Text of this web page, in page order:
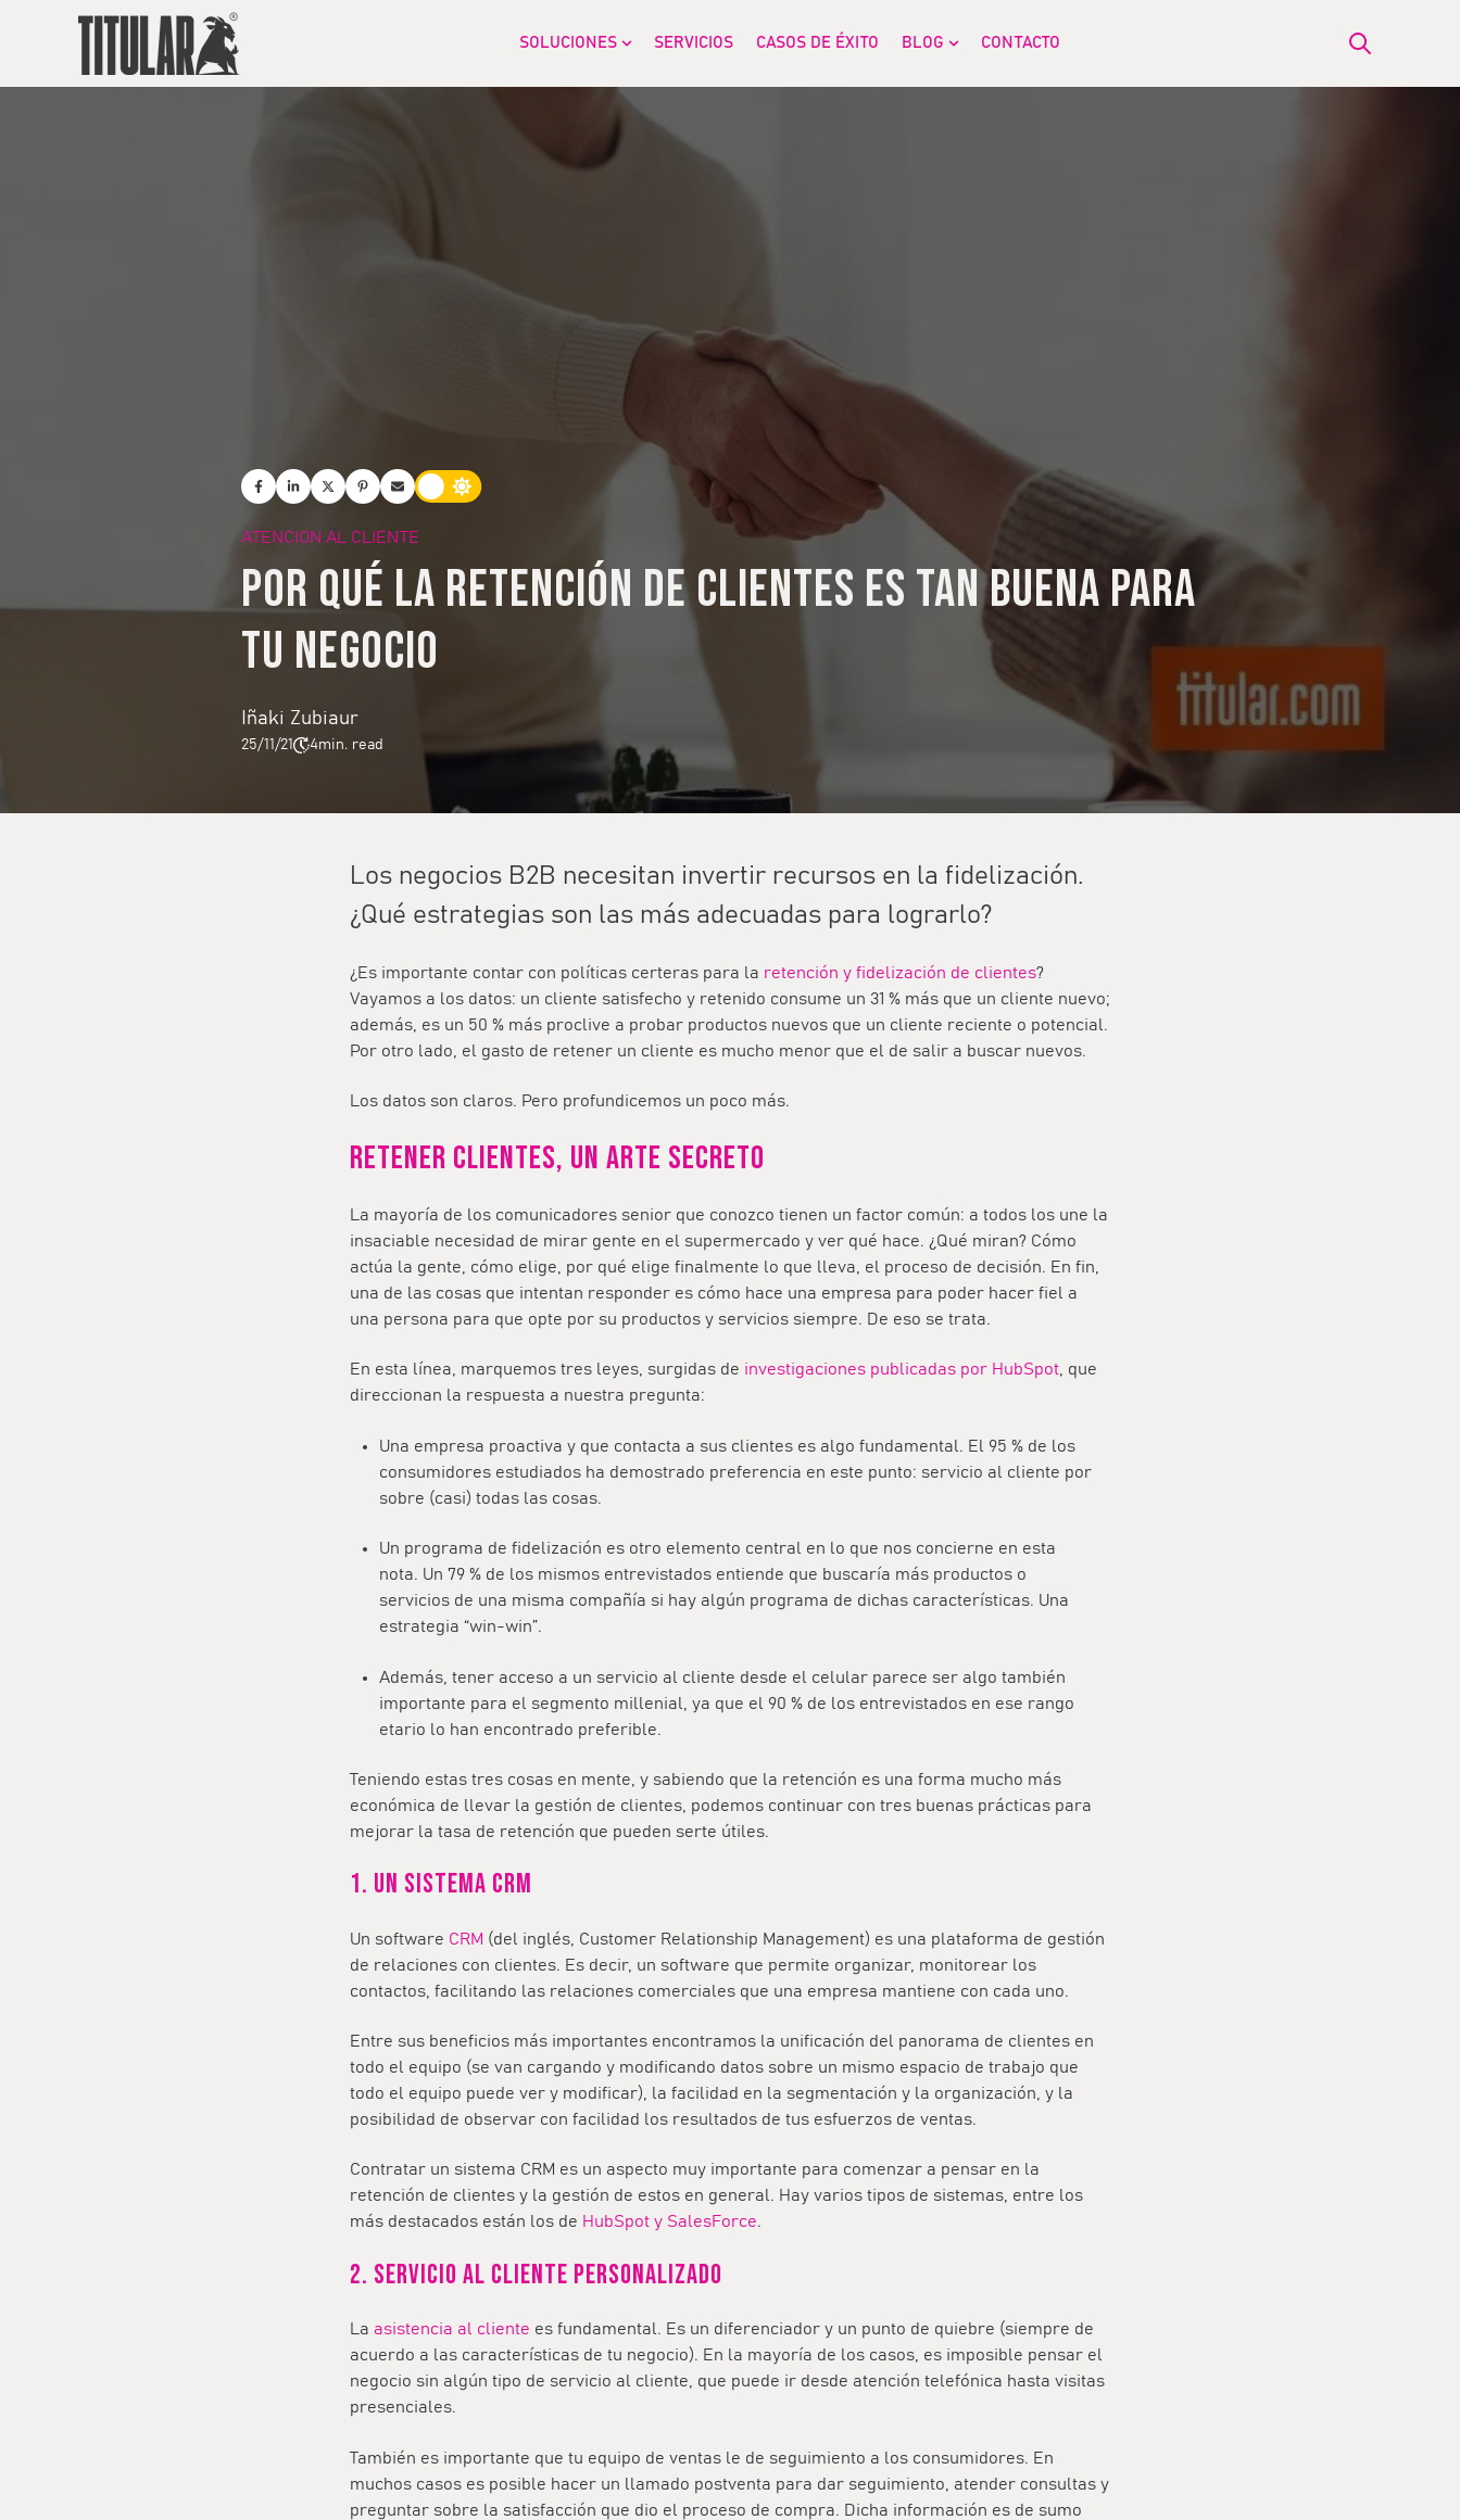
SOLUCIONES SERVICIOS CASOS DE ÉXITO BLOG CONTACTO Open search
ATENCION AL CLIENTE
Por qué la retención de clientes es tan buena para
tu negocio
Iñaki Zubiaur
25/11/21 4min. read
Los negocios B2B necesitan invertir recursos en la fidelización.
¿Qué estrategias son las más adecuadas para lograrlo?
¿Es importante contar con políticas certeras para la retención y fidelización de clientes?
Vayamos a los datos: un cliente satisfecho y retenido consume un 31 % más que un cliente nuevo;
además, es un 50 % más proclive a probar productos nuevos que un cliente reciente o potencial.
Por otro lado, el gasto de retener un cliente es mucho menor que el de salir a buscar nuevos.
Los datos son claros. Pero profundicemos un poco más.
Retener clientes, un arte secreto
La mayoría de los comunicadores senior que conozco tienen un factor común: a todos los une la
insaciable necesidad de mirar gente en el supermercado y ver qué hace. ¿Qué miran? Cómo
actúa la gente, cómo elige, por qué elige finalmente lo que lleva, el proceso de decisión. En fin,
una de las cosas que intentan responder es cómo hace una empresa para poder hacer fiel a
una persona para que opte por su productos y servicios siempre. De eso se trata.
En esta línea, marquemos tres leyes, surgidas de investigaciones publicadas por HubSpot, que
direccionan la respuesta a nuestra pregunta:
Una empresa proactiva y que contacta a sus clientes es algo fundamental. El 95 % de los
consumidores estudiados ha demostrado preferencia en este punto: servicio al cliente por
sobre (casi) todas las cosas.
Un programa de fidelización es otro elemento central en lo que nos concierne en esta
nota. Un 79 % de los mismos entrevistados entiende que buscaría más productos o
servicios de una misma compañía si hay algún programa de dichas características. Una
estrategia “win-win”.
Además, tener acceso a un servicio al cliente desde el celular parece ser algo también
importante para el segmento millenial, ya que el 90 % de los entrevistados en ese rango
etario lo han encontrado preferible.
Teniendo estas tres cosas en mente, y sabiendo que la retención es una forma mucho más
económica de llevar la gestión de clientes, podemos continuar con tres buenas prácticas para
mejorar la tasa de retención que pueden serte útiles.
1. Un sistema CRM
Un software CRM (del inglés, Customer Relationship Management) es una plataforma de gestión
de relaciones con clientes. Es decir, un software que permite organizar, monitorear los
contactos, facilitando las relaciones comerciales que una empresa mantiene con cada uno.
Entre sus beneficios más importantes encontramos la unificación del panorama de clientes en
todo el equipo (se van cargando y modificando datos sobre un mismo espacio de trabajo que
todo el equipo puede ver y modificar), la facilidad en la segmentación y la organización, y la
posibilidad de observar con facilidad los resultados de tus esfuerzos de ventas.
Contratar un sistema CRM es un aspecto muy importante para comenzar a pensar en la
retención de clientes y la gestión de estos en general. Hay varios tipos de sistemas, entre los
más destacados están los de HubSpot y SalesForce.
2. Servicio al cliente personalizado
La asistencia al cliente es fundamental. Es un diferenciador y un punto de quiebre (siempre de
acuerdo a las características de tu negocio). En la mayoría de los casos, es imposible pensar el
negocio sin algún tipo de servicio al cliente, que puede ir desde atención telefónica hasta visitas
presenciales.
También es importante que tu equipo de ventas le de seguimiento a los consumidores. En
muchos casos es posible hacer un llamado postventa para dar seguimiento, atender consultas y
preguntar sobre la satisfacción que dio el proceso de compra. Dicha información es de sumo